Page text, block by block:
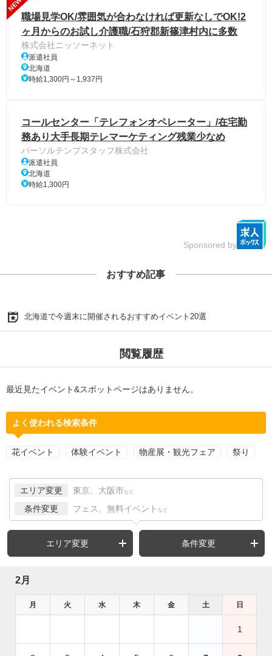
NEW
職場見学OK/雰囲気が合わなければ更新なしでOK!2
ヶ月からのお試し介護職/石狩郡新篠津村内に多数
株式会社ニッソーネット
派遣社員
北海道
時給1,300円～1,937円
コールセンター「テレフォンオペレーター」/在宅勤
務あり大手長期テレマーケティング残業少なめ
パーソルテンプスタッフ株式会社
派遣社員
北海道
時給1,300円
Sponsored by
おすすめ記事
北海道で今週末に開催されるおすすめイベント20選
閲覧履歴
最近見たイベント&スポットページはありません。
よく使われる検索条件
花イベント 体験イベント 物産展・観光フェア 祭り
エリア変更 東京、大阪市 など
条件変更 フェス、無料イベント など
エリア変更 条件変更
2月
月 火 水 木 金 土 日
1